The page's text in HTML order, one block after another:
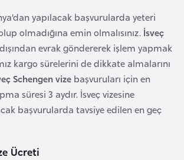
yapılacak başvurularda yeteri
olmadığına emin olmalısınız. İsveç
evrak göndererek işlem yapmak
kargo sürelerini de dikkate almalarını
Schengen vize başvuruları için en
süresi 3 aydır. İsveç vizesine
başvurularda tavsiye edilen en geç
Ücreti